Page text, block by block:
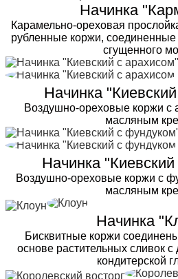
Начинка
Карамельно-ореховая
рубленные коржи,
сгущенного
Начинка
Воздушно-ореховые коржи с
масляным
Начинка
Воздушно-ореховые коржи с
масляным
Начинка
Бисквитные коржи
основе растительных сливок
кондитерской